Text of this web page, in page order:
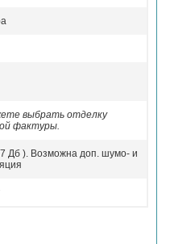
выбрать отделку
фактуры.
Дб ). Возможна доп. шумо- и